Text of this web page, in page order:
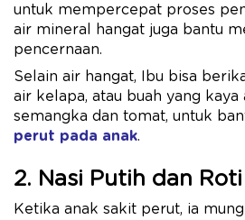
untuk mempercepat proses
air mineral hangat juga bantu
pencernaan.
Selain air hangat, Ibu bisa
air kelapa, atau buah yang kaya
semangka dan tomat, untuk
perut pada anak.
2. Nasi Putih dan
Ketika anak sakit perut, ia